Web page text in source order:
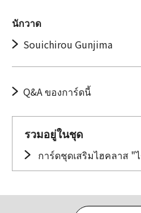
นักวาด
Souichirou Gunjima
Q&A ของการ์ดนี้
รวมอยู่ในชุด
การ์ดชุดเสริมไฮคลาส "